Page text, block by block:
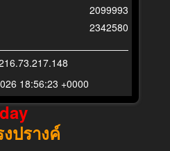
2099993
2342580
18:56:23 +0000
ปรางค์